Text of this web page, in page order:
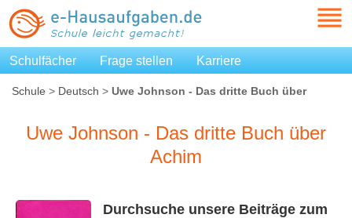
Schulfächer Frage stellen Karriere
Schule > Deutsch > Uwe Johnson - Das dritte Buch über
Uwe Johnson - Das dritte Buch über
Achim
Durchsuche unsere Beiträge zum